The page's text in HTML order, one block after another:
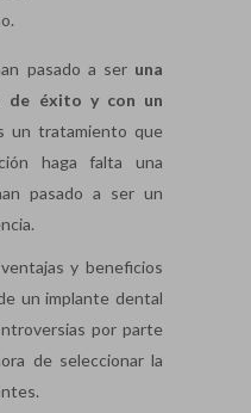
pasado a ser una
de éxito y con un
un tratamiento que
haga falta una
pasado a ser un
y beneficios
un implante dental
por parte
de seleccionar la